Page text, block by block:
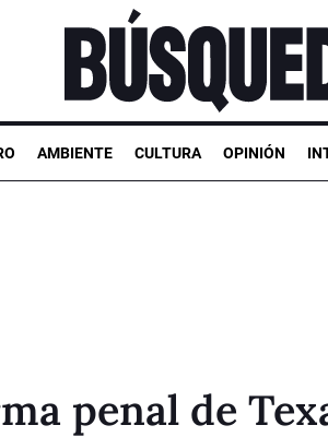
AMBIENTE CULTURA OPINIÓN
penal de